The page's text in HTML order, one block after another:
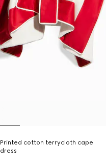
Printed cotton terrycloth cape
dress